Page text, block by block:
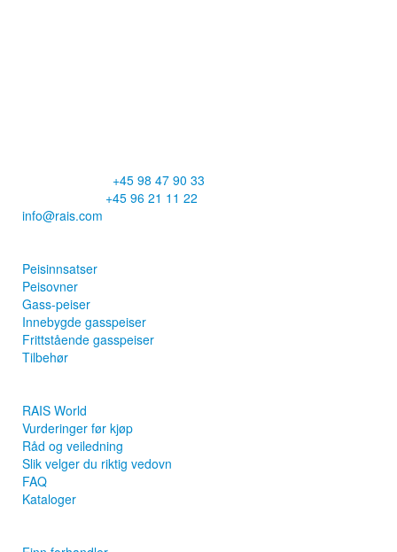
+45 98 47 90 33
+45 96 21 11 22
info@rais.com
Peisinnsatser
Peisovner
Gass-peiser
Innebygde gasspeiser
Frittstående gasspeiser
Tilbehør
RAIS World
Vurderinger før kjøp
Råd og veiledning
Slik velger du riktig vedovn
FAQ
Kataloger